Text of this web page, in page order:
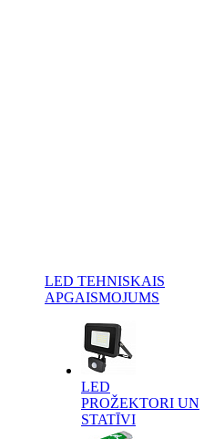
LED TEHNISKAIS
APGAISMOJUMS
LED
PROŽEKTORI UN
STATĪVI